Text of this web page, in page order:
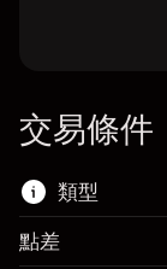
交易條件
類型
點差